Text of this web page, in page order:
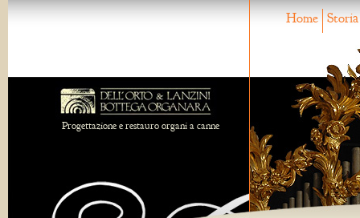
Home Storia
Progettazione e restauro organi a canne